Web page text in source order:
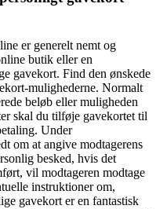
er generelt nemt og
butik eller en
gavekort. Find den ønskede
mulighederne. Normalt
beløb eller muligheden
skal du tilføje gavekortet til
Under
om at angive modtagerens
besked, hvis det
vil modtageren modtage
instruktioner om,
gavekort er en fantastisk